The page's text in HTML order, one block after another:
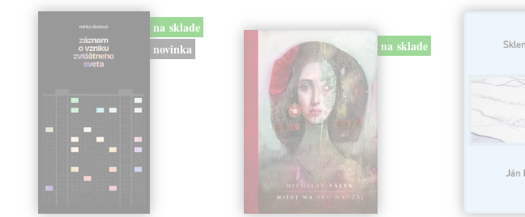
na sklade
novinka
na sklade